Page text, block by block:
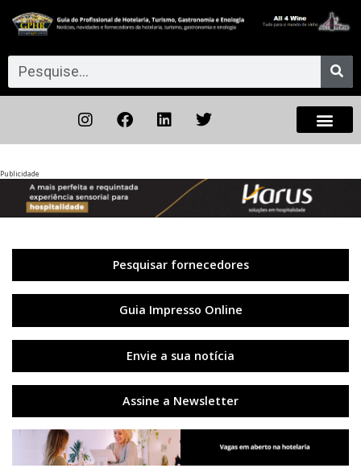
Publicidade
Pesquisar fornecedores
Guia Impresso Online
Envie a sua notícia
Assine a Newsletter